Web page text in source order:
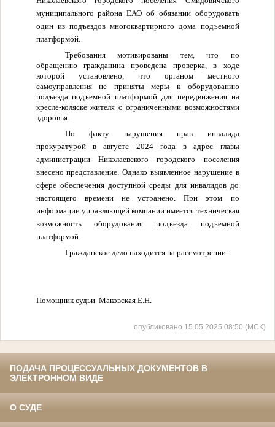
муниципального района ЕАО об обязании оборудовать
один из подъездов многоквартирного дома подъемной
платформой.
Требования мотивированы тем, что по
обращению гражданина проведена проверка, в ходе
которой установлено, что органом местного
самоуправления не приняты меры к оборудованию
подъезда подъемной платформой для передвижения на
кресле-коляске жителя с ограниченными возможностями
здоровья.
По факту нарушения прав инвалида
прокуратурой в августе 2024 года в адрес главы
администрации Николаевского городского поселения
внесено представление. Однако выявленное нарушение в
сфере обеспечения доступной среды для инвалидов до
настоящего времени не устранено. При этом по
информации управляющей компании имеется техническая
возможность оборудования подъезда подъемной
платформой.
Гражданское дело находится на рассмотрении.
Помощник судьи Маковская Е.Н.
опубликовано 15.05.2025 08:50 (МСК)
ПОДАЧА ПРОЦЕССУАЛЬНЫХ ДОКУМЕНТОВ В
ЭЛЕКТРОННОМ ВИДЕ
О СУДЕ